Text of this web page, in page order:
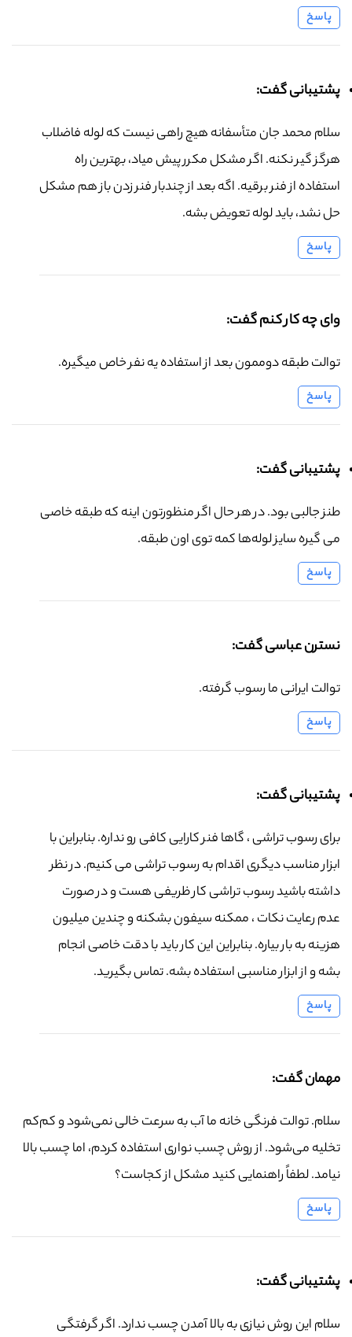
پاسخ
پشتیبانی گفت:
سلام محمد جان متأسفانه هیچ راهی نیست که لوله فاضلاب
هرگز گیر نکنه. اگر مشکل مکرر پیش میاد، بهترین راه
استفاده از فنر برقیه. اگه بعد از چندبار فنر زدن باز هم مشکل
حل نشد، باید لوله تعویض بشه.
پاسخ
وای چه کار کنم گفت:
توالت طبقه دوممون بعد از استفاده یه نفر خاص میگیره.
پاسخ
پشتیبانی گفت:
طنز جالبی بود. در هر حال اگر منظورتون اینه که طبقه خاصی
می گیره سایز لوله‌ها کمه توی اون طبقه.
پاسخ
نسترن عباسی گفت:
توالت ایرانی ما رسوب گرفته.
پاسخ
پشتیبانی گفت:
برای رسوب تراشی ، گاها فنر کارایی کافی رو نداره. بنابراین با
ابزار مناسب دیگری اقدام به رسوب تراشی می کنیم. در نظر
داشته باشید رسوب تراشی کار ظریفی هست و در صورت
عدم رعایت نکات ، ممکنه سیفون بشکنه و چندین میلیون
هزینه به بار بیاره. بنابراین این کار باید با دقت خاصی انجام
بشه و از ابزار مناسبی استفاده بشه. تماس بگیرید.
پاسخ
مهمان گفت:
سلام. توالت فرنگی خانه ما آب به سرعت خالی نمی‌شود و کم‌کم
تخلیه می‌شود. از روش چسب نواری استفاده کردم، اما چسب بالا
نیامد. لطفاً راهنمایی کنید مشکل از کجاست؟
پاسخ
پشتیبانی گفت:
سلام این روش نیازی به بالا آمدن چسب ندارد. اگر گرفتگی